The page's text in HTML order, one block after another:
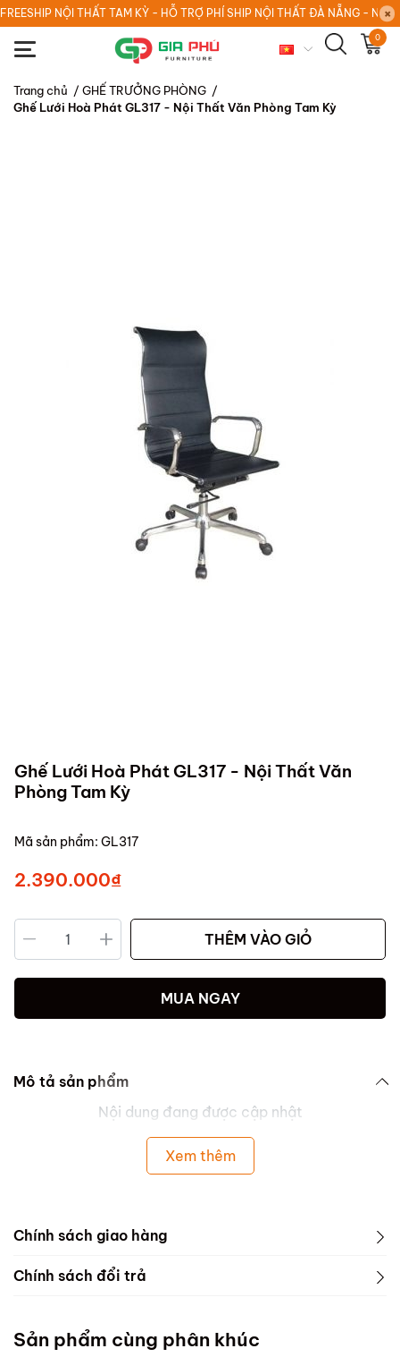
FREESHIP NỘI THẤT TAM KỲ - HỖ TRỢ PHÍ SHIP NỘI THẤT ĐÀ NẴNG - NỘI
0
Trang chủ / GHẾ TRƯỞNG PHÒNG /
Ghế Lưới Hoà Phát GL317 - Nội Thất Văn Phòng Tam Kỳ
Ghế Lưới Hoà Phát GL317 - Nội Thất Văn
Phòng Tam Kỳ
Mã sản phẩm: GL317
2.390.000₫
THÊM VÀO GIỎ
MUA NGAY
Mô tả sản phẩm
Nội dung đang được cập nhật
Xem thêm
Chính sách giao hàng
Chính sách đổi trả
Sản phẩm cùng phân khúc